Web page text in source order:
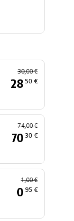
30,00 €
28 50 €
74,00 €
70 30 €
1,00 €
0 95 €